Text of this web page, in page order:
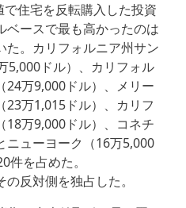
住宅を反転購入した投資
ベースで最も高かったのは
た。カリフォルニア州サン
5,000ドル）、カリフォル
24万9,000ドル）、メリー
23万1,015ドル）、カリフ
18万9,000ドル）、コネチ
ニューヨーク（16万5,000
件を占めた。
反対側を独占した。